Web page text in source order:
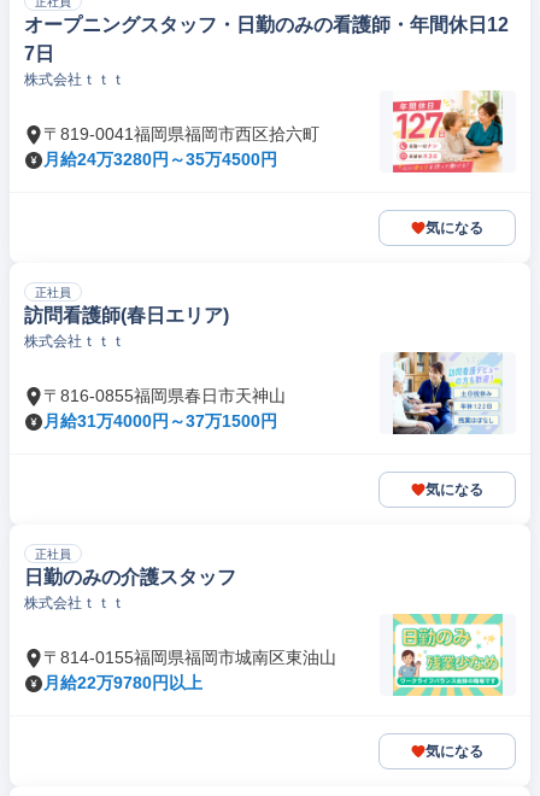
オープニングスタッフ・日勤のみの看護師・年間休日12
7日
株式会社ｔｔｔ
〒819-0041福岡県福岡市西区拾六町
月給24万3280円～35万4500円
気になる
正社員
訪問看護師(春日エリア)
株式会社ｔｔｔ
〒816-0855福岡県春日市天神山
月給31万4000円～37万1500円
気になる
正社員
日勤のみの介護スタッフ
株式会社ｔｔｔ
〒814-0155福岡県福岡市城南区東油山
月給22万9780円以上
気になる